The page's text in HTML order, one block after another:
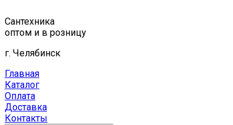
к
содержимому
Сантехника
оптом и в розницу
г. Челябинск
Главная
Каталог
Оплата
Доставка
Контакты